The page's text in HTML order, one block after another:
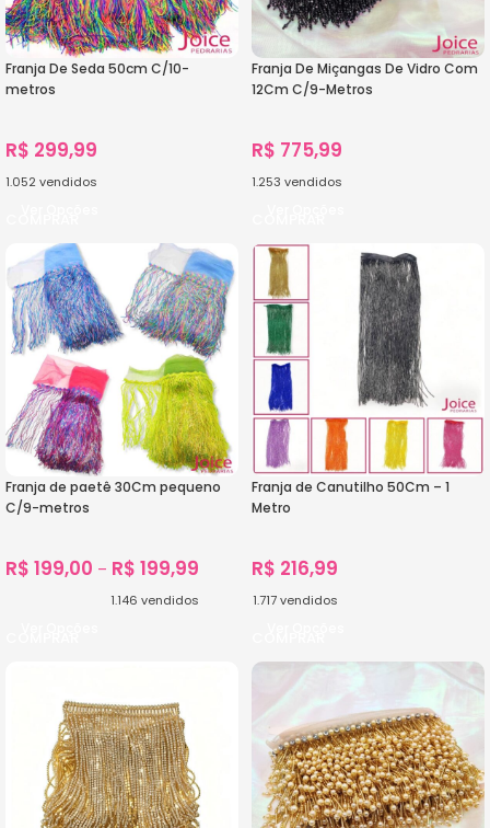
Franja De Seda 50cm C/10-
metros
R$ 299,99
1.052 vendidos
Franja De Miçangas De Vidro Com
12Cm C/9-Metros
R$ 775,99
1.253 vendidos
Franja de paetê 30Cm pequeno
C/9-metros
R$ 199,00 – R$ 199,99
1.146 vendidos
Franja de Canutilho 50Cm – 1
Metro
R$ 216,99
1.717vendidos